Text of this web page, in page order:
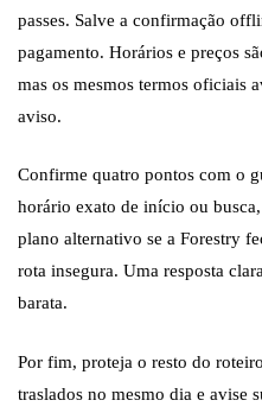
passes. Salve a confirmação
pagamento. Horários e preços
mas os mesmos termos oficiais
aviso.
Confirme quatro pontos com o
horário exato de início ou
plano alternativo se a Forestry
rota insegura. Uma resposta
barata.
Por fim, proteja o resto do
traslados no mesmo dia e avise